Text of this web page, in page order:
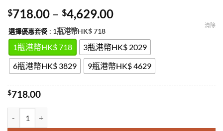
$718.00 – $4,629.00Price
$718.00
through
$4,629.00
選擇優惠套餐 : 1瓶港幣HK$ 718
1瓶港幣HK$ 718
3瓶港幣HK$ 2029
6瓶港幣HK$ 3829
9瓶港幣HK$ 4629
清除
$718.00